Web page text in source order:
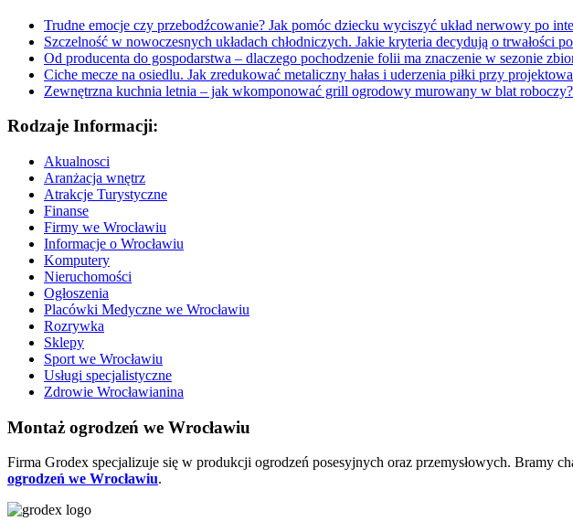
Trudne emocje czy przebodźcowanie? Jak pomóc dziecku wyciszyć układ nerwowy po
Szczelność w nowoczesnych układach chłodniczych. Jakie kryteria decydują o trwałości
Od producenta do gospodarstwa – dlaczego pochodzenie folii ma znaczenie w sezonie
Ciche mecze na osiedlu. Jak zredukować metaliczny hałas i uderzenia piłki przy
Zewnętrzna kuchnia letnia – jak wkomponować grill ogrodowy murowany w blat roboczy?
Rodzaje Informacji:
Akualnosci
Aranżacja wnętrz
Atrakcje Turystyczne
Finanse
Firmy we Wrocławiu
Informacje o Wrocławiu
Komputery
Nieruchomości
Ogłoszenia
Placówki Medyczne we Wrocławiu
Rozrywka
Sklepy
Sport we Wrocławiu
Usługi specjalistyczne
Zdrowie Wrocławianina
Montaż ogrodzeń we Wrocławiu
Firma Grodex specjalizuje się w produkcji ogrodzeń posesyjnych oraz przemysłowych. Bramy
ogrodzeń we Wrocławiu.